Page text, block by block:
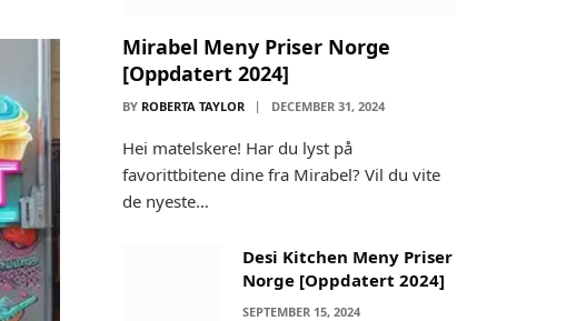
Mirabel Meny Priser Norge
[Oppdatert 2024]
BY ROBERTA TAYLOR DECEMBER 31, 2024
Hei matelskere! Har du lyst på
favorittbitene dine fra Mirabel? Vil du vite
de nyeste…
Desi Kitchen Meny Priser
Norge [Oppdatert 2024]
SEPTEMBER 15, 2024